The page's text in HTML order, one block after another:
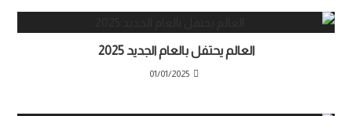
العالم يحتفل بالعام الجديد 2025
01/01/2025